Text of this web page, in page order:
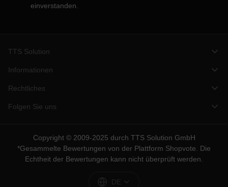
einverstanden.
TTS Solution
Informationen
Rechtliches
Folgen Sie uns
Copyright © 2009-2025 durch TTS Solution GmbH
*Gesammelte Bewertungen von der Plattform Shopvote. Die
Echtheit der Bewertungen kann nicht überprüft werden.
DE